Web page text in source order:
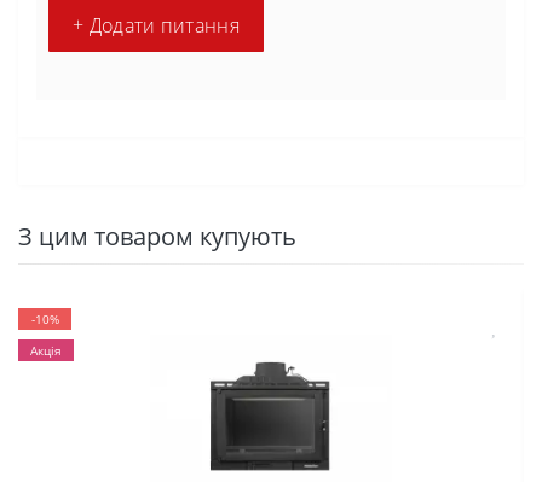
+ Додати питання
З цим товаром купують
-10%
Акція